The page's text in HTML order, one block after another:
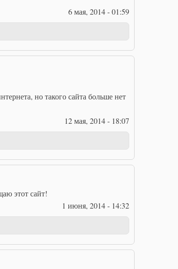
6 мая, 2014 - 01:59
но такого сайта больше нет
12 мая, 2014 - 18:07
этот сайт!
1 июня, 2014 - 14:32